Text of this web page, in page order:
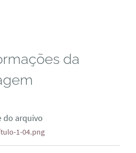
da
do arquivo
1-04.png